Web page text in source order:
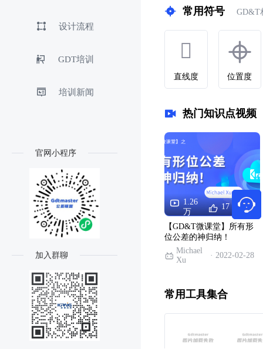
设计流程
GDT培训
培训新闻
官网小程序
加入群聊
常用符号 GD&T
直线度 位置度
热门知识点视频
1.26
万
17 08:09
【GD&T微课堂】所有形
位公差的神归纳！
Michael
Xu
· 2022-02-28
常用工具集合